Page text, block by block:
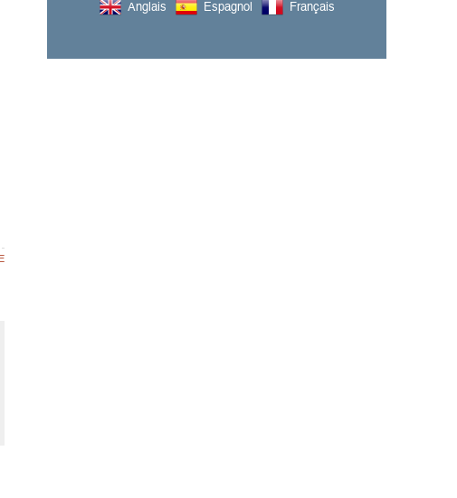
Anglais Espagnol Français